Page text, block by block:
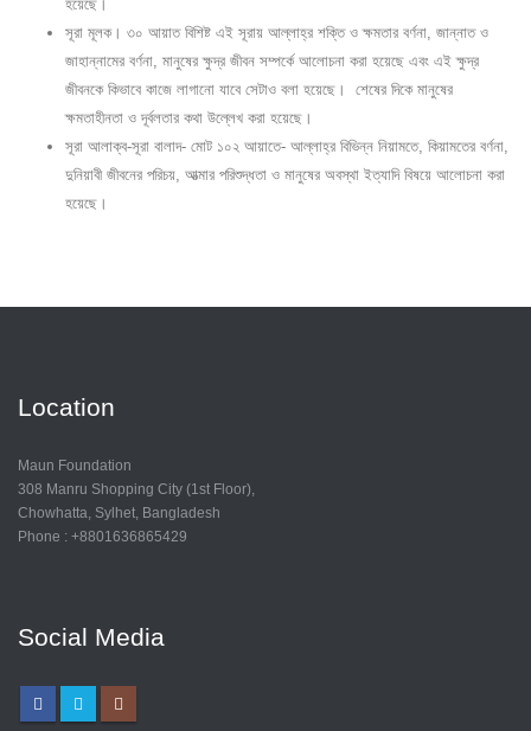
হয়েছে।
সূরা মূলক। ৩০ আয়াত বিশিষ্ট এই সূরায় আল্লাহ্‌র শক্তি ও ক্ষমতার বর্ণনা, জান্নাত ও
জাহান্নামের বর্ণনা, মানুষের ক্ষুদ্র জীবন সম্পর্কে আলোচনা করা হয়েছে এবং এই ক্ষুদ্র
জীবনকে কিভাবে কাজে লাগানো যাবে সেটাও বলা হয়েছে। শেষের দিকে মানুষের
ক্ষমতাহীনতা ও দূর্বলতার কথা উল্লেখ করা হয়েছে।
সূরা আলাক্ব-সূরা বালাদ- মোট ১০২ আয়াতে- আল্লাহ্‌র বিভিন্ন নিয়ামতে, কিয়ামতের বর্ণনা,
দুনিয়াবী জীবনের পরিচয়, আত্মার পরিশুদ্ধতা ও মানুষের অবস্থা ইত্যাদি বিষয়ে আলোচনা করা
হয়েছে।
Location
Maun Foundation
308 Manru Shopping City (1st Floor),
Chowhatta, Sylhet, Bangladesh
Phone : +8801636865429
Social Media